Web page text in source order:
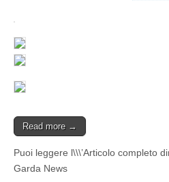
Read more →
Puoi leggere l\\\’Articolo completo
Garda News